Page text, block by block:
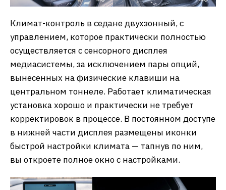
Климат-контроль в седане двухзонный, с
управлением, которое практически полностью
осуществляется с сенсорного дисплея
медиасистемы, за исключением пары опций,
вынесенных на физические клавиши на
центральном тоннеле. Работает климатическая
установка хорошо и практически не требует
корректировок в процессе. В постоянном доступе
в нижней части дисплея размещены иконки
быстрой настройки климата — тапнув по ним,
вы откроете полное окно с настройками.